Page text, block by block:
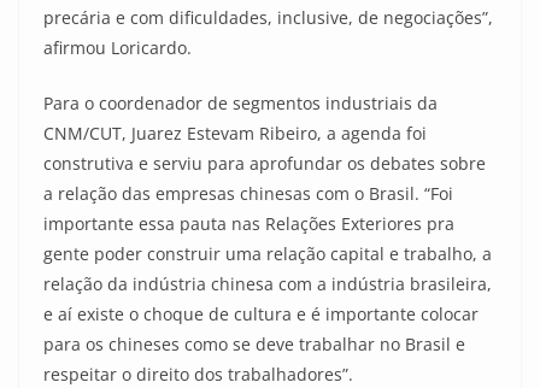
precária e com dificuldades, inclusive, de negociações”,
afirmou Loricardo.
Para o coordenador de segmentos industriais da
CNM/CUT, Juarez Estevam Ribeiro, a agenda foi
construtiva e serviu para aprofundar os debates sobre
a relação das empresas chinesas com o Brasil. “Foi
importante essa pauta nas Relações Exteriores pra
gente poder construir uma relação capital e trabalho, a
relação da indústria chinesa com a indústria brasileira,
e aí existe o choque de cultura e é importante colocar
para os chineses como se deve trabalhar no Brasil e
respeitar o direito dos trabalhadores”.